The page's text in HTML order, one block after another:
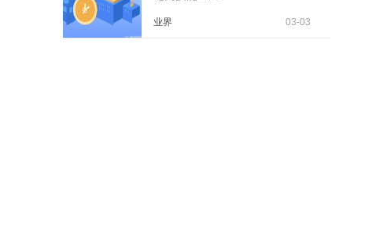
业界 03-03